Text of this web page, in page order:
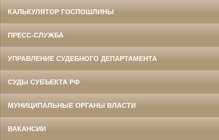
КАЛЬКУЛЯТОР ГОСПОШЛИНЫ
ПРЕСС-СЛУЖБА
УПРАВЛЕНИЕ СУДЕБНОГО ДЕПАРТАМЕНТА
СУДЫ СУБЪЕКТА РФ
МУНИЦИПАЛЬНЫЕ ОРГАНЫ ВЛАСТИ
ВАКАНСИИ